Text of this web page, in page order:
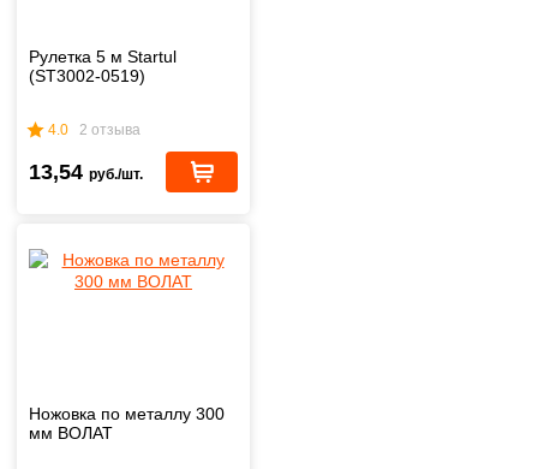
Рулетка 5 м Startul
(ST3002-0519)
4.0 2 отзыва
13,54 руб./шт.
Ножовка по металлу 300
мм ВОЛАТ